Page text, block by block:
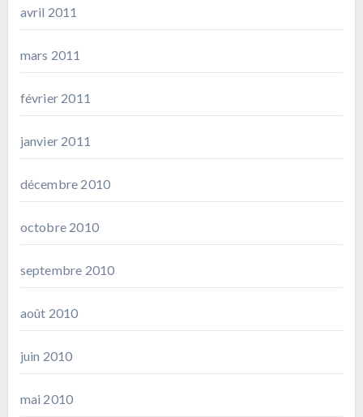
avril 2011
mars 2011
février 2011
janvier 2011
décembre 2010
octobre 2010
septembre 2010
août 2010
juin 2010
mai 2010